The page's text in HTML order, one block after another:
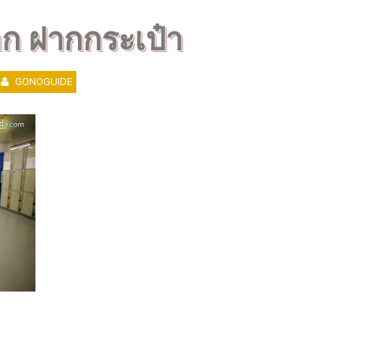
ฝากกระเป๋า
GONOGUIDE